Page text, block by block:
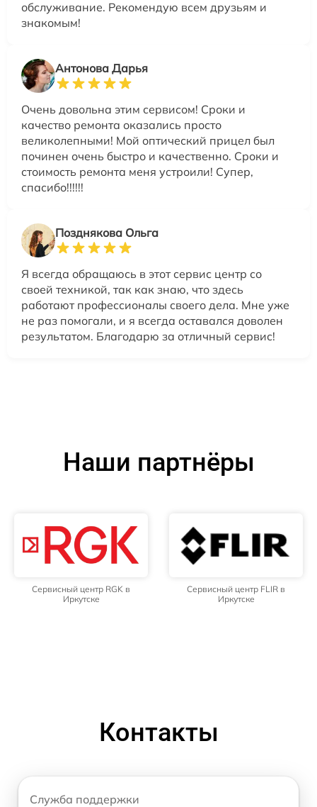
обслуживание. Рекомендую всем друзьям и
знакомым!
Антонова Дарья
Очень довольна этим сервисом! Сроки и
качество ремонта оказались просто
великолепными! Мой оптический прицел был
починен очень быстро и качественно. Сроки и
стоимость ремонта меня устроили! Супер,
спасибо!!!!!!
Позднякова Ольга
Я всегда обращаюсь в этот сервис центр со
своей техникой, так как знаю, что здесь
работают профессионалы своего дела. Мне уже
не раз помогали, и я всегда оставался доволен
результатом. Благодарю за отличный сервис!
Наши партнёры
Сервисный центр RGK в
Иркутске
Сервисный центр FLIR в
Иркутске
Контакты
Служба поддержки